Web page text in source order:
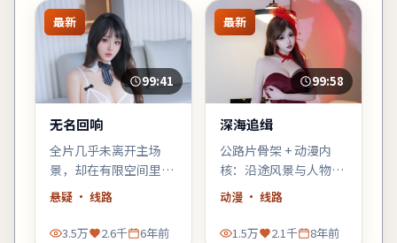
最新
99:41
无名回响
全片几乎未离开主场
景，却在有限空间里堆
叠三代人的秘密——空
息。
悬疑· 线路
3.5万 2.6千 6年前
最新
99:58
深海追缉
公路片骨架 + 动漫内
核：沿途风景与人物心
理互为镜像，适合喜欢
「在路上」母题的观
众。
动漫 · 线路
1.5万 2.1千 8年前